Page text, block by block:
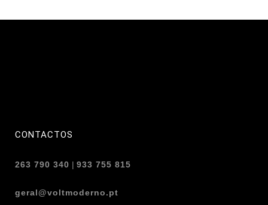
CONTACTOS
263 790 340 | 933 755 815
geral@voltmoderno.pt